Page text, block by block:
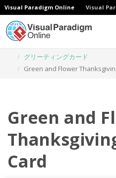
Visual Paradigm Online Visual
グリーティングカード
Green and Flower
Green and
Card